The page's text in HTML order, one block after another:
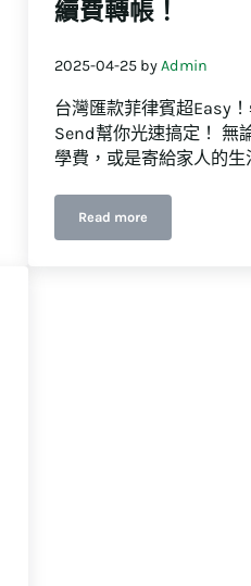
續費轉帳！
2025-04-25 byAdmin
台灣匯款菲律賓超Easy
Send幫你光速搞定！ 無
學費，或是寄給家人的生
Read more台灣匯款菲律賓